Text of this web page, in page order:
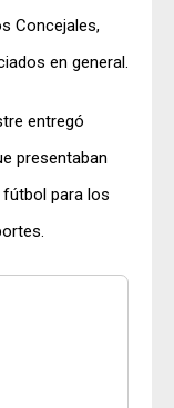
Concejales,
en general.
entregó
presentaban
fútbol para los